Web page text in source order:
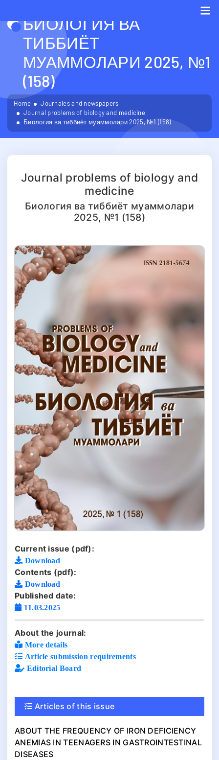
БИОЛОГИЯ ВА
ТИББИЁТ
МУАММОЛАРИ 2025, №1
(158)
Home
Journales and newspapers
Journal problems of biology and medicine
Биология ва тиббиёт муаммолари 2025, №1 (158)
Journal problems of biology and
medicine
Биология ва тиббиёт муаммолари
2025, №1 (158)
Current issue (pdf):
Download
Contents (pdf):
Download
Published date:
11.03.2025
About the journal:
More details
Article submission requirements
Editorial Board
Articles of this issue
ABOUT THE FREQUENCY OF IRON DEFICIENCY
ANEMIAS IN TEENAGERS IN GASTROINTESTINAL
DISEASES